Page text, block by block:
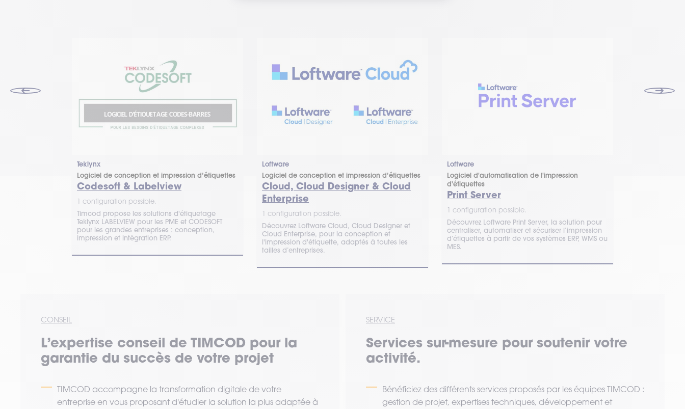
Teklynx
Logiciel de conception et impression d’étiquettes
Codesoft & Labelview
1 configuration possible.
Timcod propose les solutions d'étiquetage
Teklynx LABELVIEW pour les PME et CODESOFT
pour les grandes entreprises : conception,
impression et intégration ERP.
Loftware
Logiciel de conception et impression d’étiquettes
Cloud, Cloud Designer & Cloud
Enterprise
1 configuration possible.
Découvrez Loftware Cloud, Cloud Designer et
Cloud Enterprise, pour la conception et
l'impression d'étiquette, adaptés à toutes les
tailles d’entreprises.
Loftware
Logiciel d'automatisation de l'impression
d'étiquettes
Print Server
1 configuration possible.
Découvrez Loftware Print Server, la solution pour
centraliser, automatiser et sécuriser l’impression
d’étiquettes à partir de vos systèmes ERP, WMS ou
MES.
CONSEIL
L’expertise conseil de TIMCOD pour la
garantie du succès de votre projet
TIMCOD accompagne la transformation digitale de votre
entreprise en vous proposant d'étudier la solution la plus adaptée à
SERVICE
Services sur-mesure pour soutenir votre
activité.
Bénéficiez des différents services proposés par les équipes TIMCOD :
gestion de projet, expertises techniques, développement et